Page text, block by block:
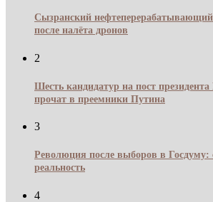
Сызранский нефтеперерабатывающий
после налёта дронов
2
Шесть кандидатур на пост президента
прочат в преемники Путина
3
Революция после выборов в Госдуму:
реальность
4